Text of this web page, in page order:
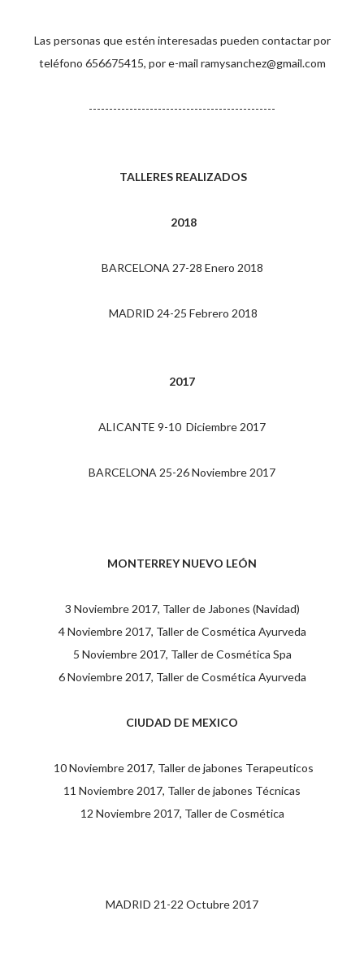
Las personas que estén interesadas pueden contactar por
teléfono 656675415, por e-mail ramysanchez@gmail.com
----------------------------------------------
TALLERES REALIZADOS
2018
BARCELONA 27-28 Enero 2018
MADRID 24-25 Febrero 2018
2017
ALICANTE 9-10 Diciembre 2017
BARCELONA 25-26 Noviembre 2017
MONTERREY NUEVO LEÓN
3 Noviembre 2017, Taller de Jabones (Navidad)
4 Noviembre 2017, Taller de Cosmética Ayurveda
5 Noviembre 2017, Taller de Cosmética Spa
6 Noviembre 2017, Taller de Cosmética Ayurveda
CIUDAD DE MEXICO
10 Noviembre 2017, Taller de jabones Terapeuticos
11 Noviembre 2017, Taller de jabones Técnicas
12 Noviembre 2017, Taller de Cosmética
MADRID 21-22 Octubre 2017